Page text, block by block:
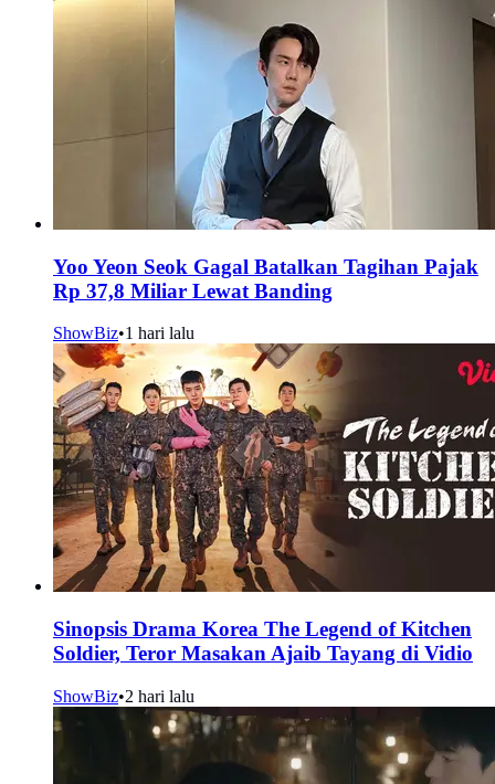
Yoo Yeon Seok Gagal Batalkan Tagihan Pajak
Rp 37,8 Miliar Lewat Banding
ShowBiz•1 hari lalu
Sinopsis Drama Korea The Legend of Kitchen
Soldier, Teror Masakan Ajaib Tayang di Vidio
ShowBiz•2 hari lalu